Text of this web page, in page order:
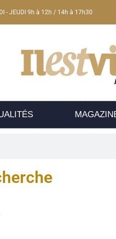
- JEUDI 9h à 12h / 14h à 17h30